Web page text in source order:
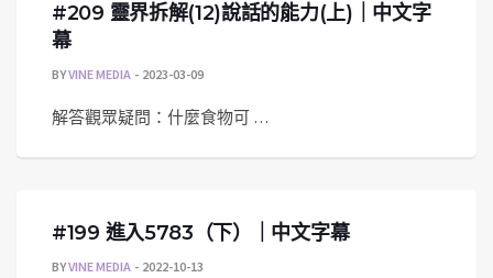
#209 靈界拆解(12)說話的能力(上)｜中文字
幕
BYVINE MEDIA 2023-03-09
解答觀眾疑問：什麼食物可 …
#199 進入5783（下）｜中文字幕
BYVINE MEDIA 2022-10-13